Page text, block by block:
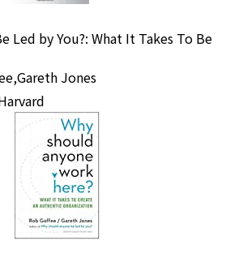
Led by You?: What It Takes To Be
,Gareth Jones